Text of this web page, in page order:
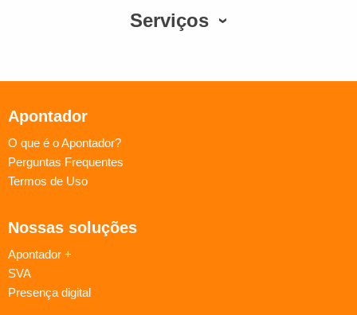
Serviços
Apontador
O que é o Apontador?
Perguntas Frequentes
Termos de Uso
Nossas soluções
Apontador +
SVA
Presença digital